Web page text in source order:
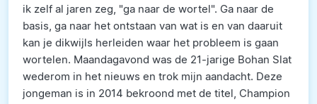
ik zelf al jaren zeg, "ga naar de wortel". Ga naar de
basis, ga naar het ontstaan van wat is en van daaruit
kan je dikwijls herleiden waar het probleem is gaan
wortelen. Maandagavond was de 21-jarige Bohan Slat
wederom in het nieuws en trok mijn aandacht. Deze
jongeman is in 2014 bekroond met de titel, Champion